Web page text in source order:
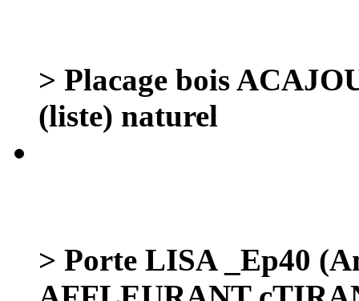
> Placage bois
(liste) naturel
> Porte LISA _Ep40